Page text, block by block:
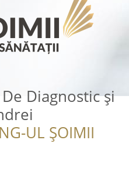
Diagnostic și
UL ȘOIMII